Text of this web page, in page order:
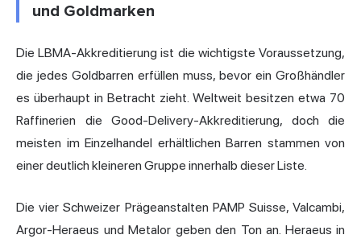
und Goldmarken
Die LBMA-Akkreditierung ist die wichtigste Voraussetzung,
die jedes Goldbarren erfüllen muss, bevor ein Großhändler
es überhaupt in Betracht zieht. Weltweit besitzen etwa 70
Raffinerien die Good-Delivery-Akkreditierung, doch die
meisten im Einzelhandel erhältlichen Barren stammen von
einer deutlich kleineren Gruppe innerhalb dieser Liste.
Die vier Schweizer Prägeanstalten PAMP Suisse, Valcambi,
Argor-Heraeus und Metalor geben den Ton an. Heraeus in